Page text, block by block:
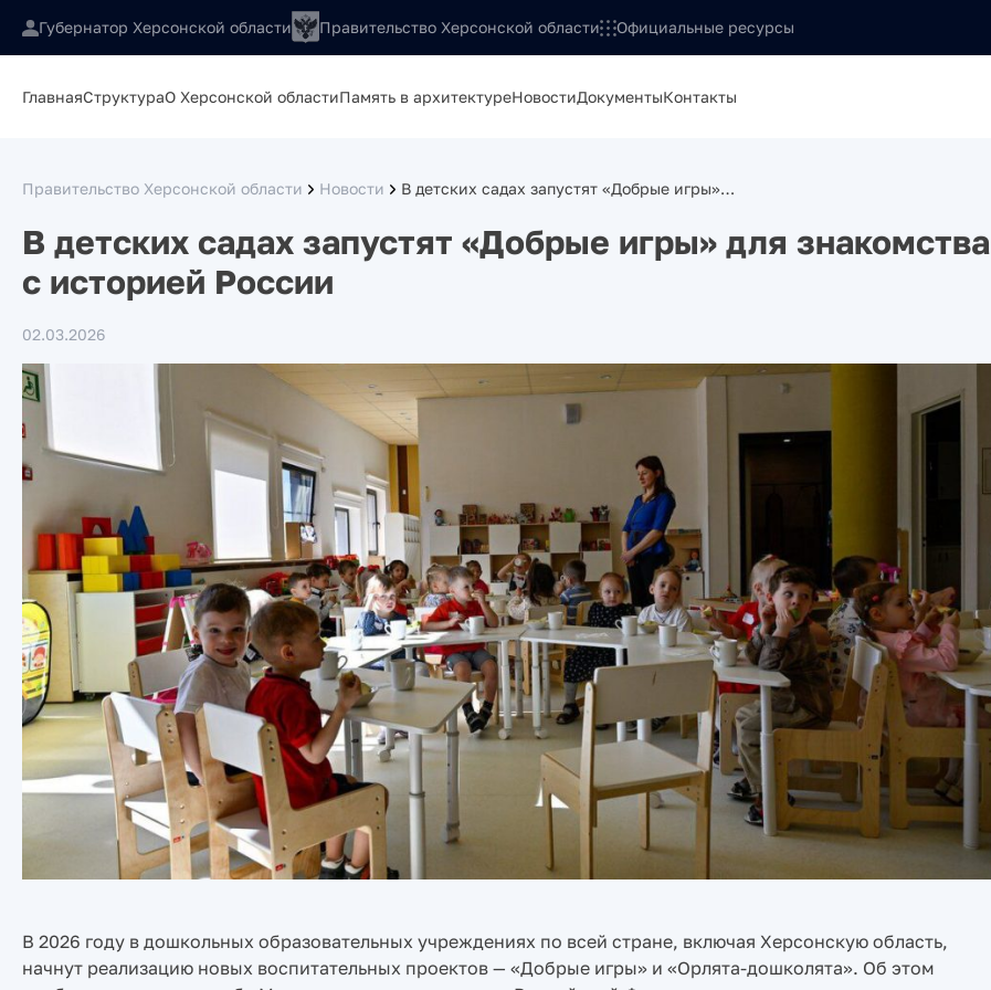
Губернатор Херсонской области Правительство Херсонской области Официальные ресурсы
ГлавнаяСтруктураО Херсонской областиПамять в архитектуреНовостиДокументыКонтакты
Правительство Херсонской области Новости В детских садах запустят «Добрые игры»…
В детских садах запустят «Добрые игры» для знакомства
с историей России
02.03.2026
В 2026 году в дошкольных образовательных учреждениях по всей стране, включая Херсонскую область,
начнут реализацию новых воспитательных проектов — «Добрые игры» и «Орлята-дошколята». Об этом